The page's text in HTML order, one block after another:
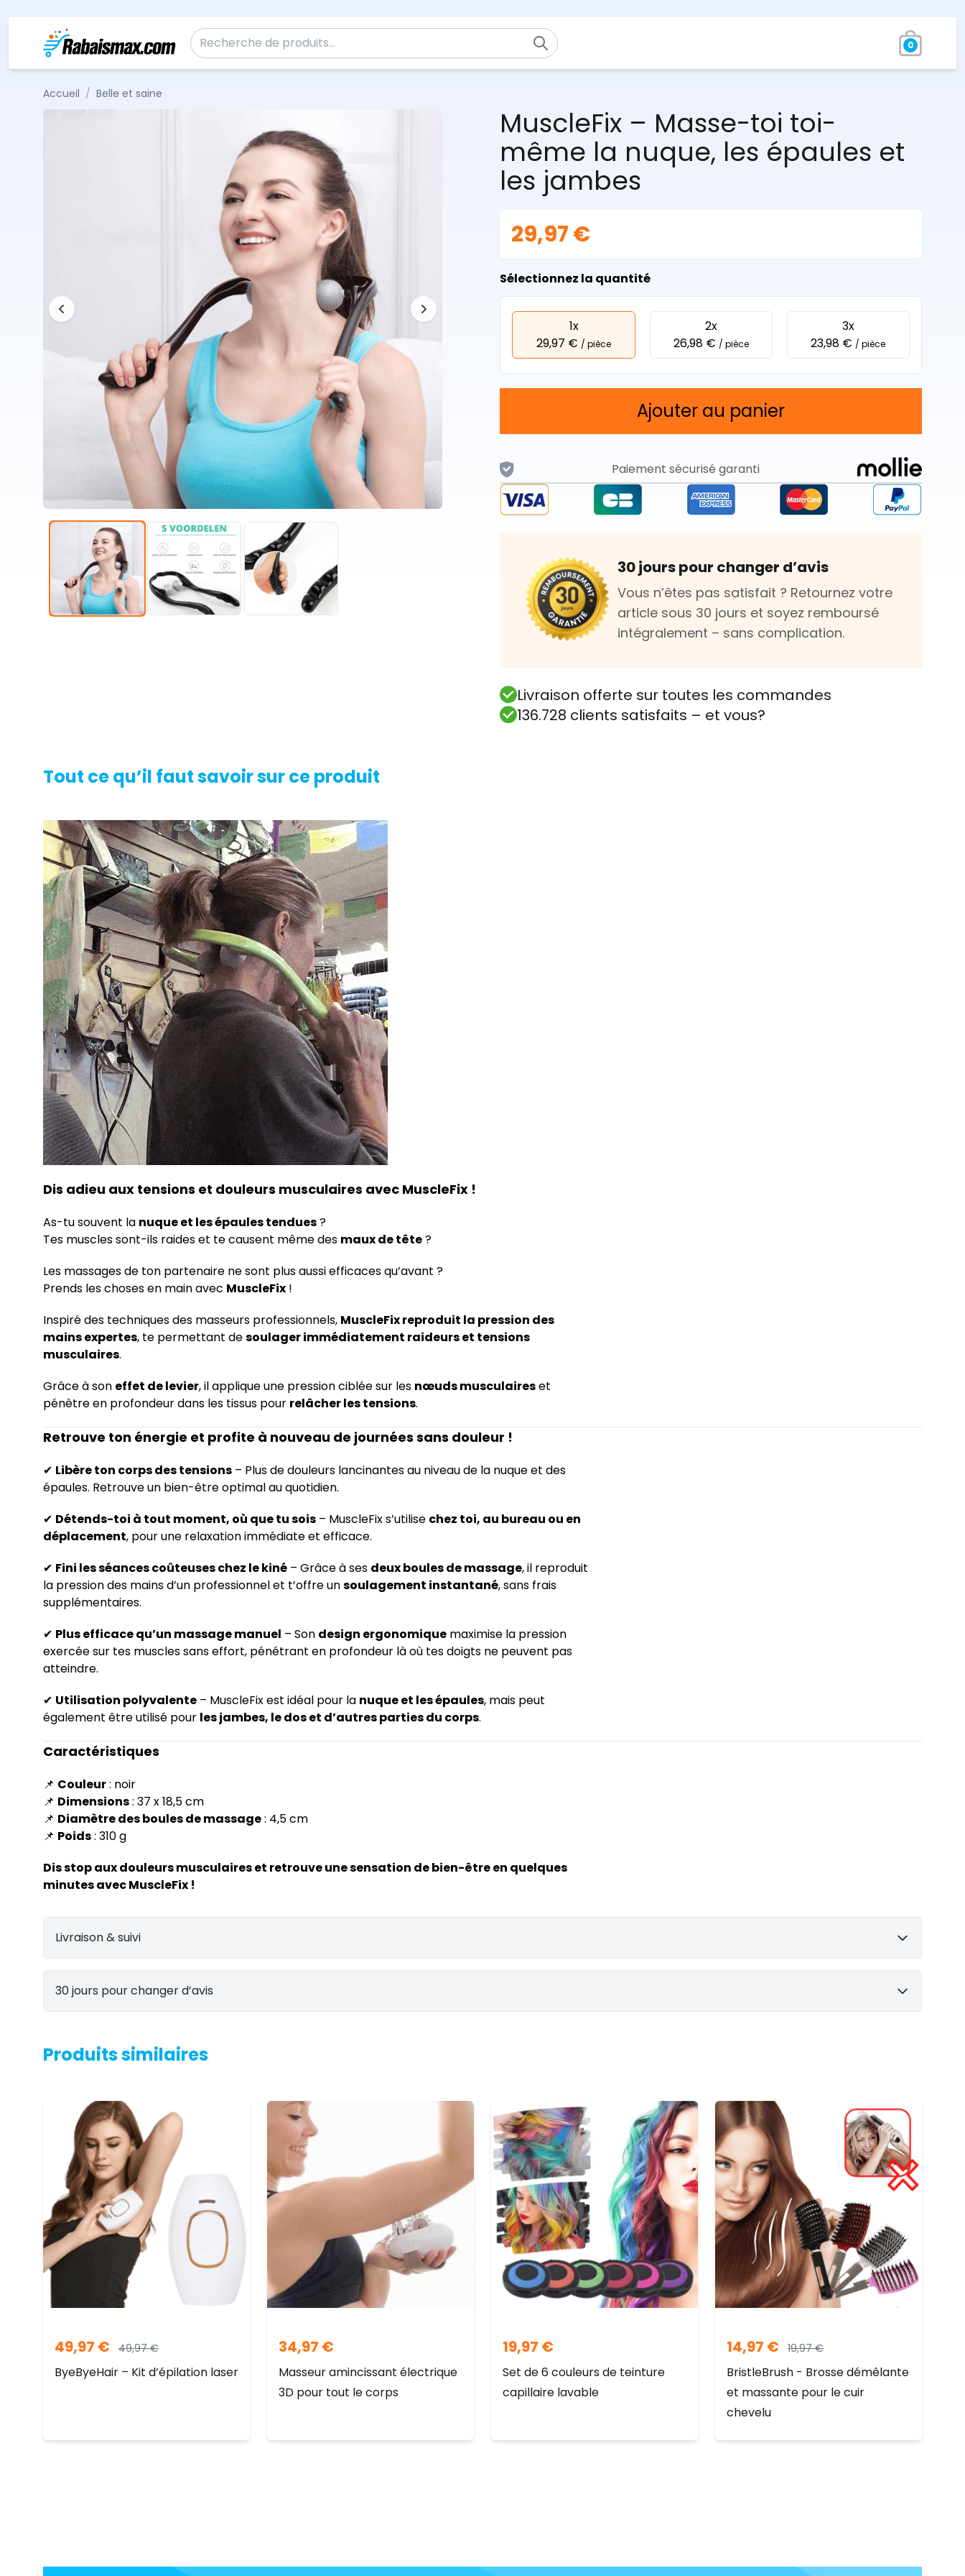
Recherche pour : 0
Accueil / Belle et saine
MuscleFix – Masse-toi toi-
même la nuque, les épaules et
les jambes
29,97 €
Sélectionnez la quantité
1x
29,97 € / pièce
2x
26,98 € / pièce
3x
23,98 € / pièce
Ajouter au panier
Paiement sécurisé garanti
30 jours pour changer d’avis
Vous n’êtes pas satisfait ? Retournez votre
article sous 30 jours et soyez remboursé
intégralement – sans complication.
Livraison offerte sur toutes les commandes
136.728 clients satisfaits – et vous?
Tout ce qu’il faut savoir sur ce produit
Dis adieu aux tensions et douleurs musculaires avec MuscleFix !
As-tu souvent la nuque et les épaules tendues?
Tes muscles sont-ils raides et te causent même des maux de tête?
Les massages de ton partenaire ne sont plus aussi efficaces qu’avant ?
Prends les choses en main avec MuscleFix !
Inspiré des techniques des masseurs professionnels, MuscleFix reproduit la pression des
mains expertes, te permettant desoulager immédiatement raideurs et tensions
musculaires.
Grâce à son effet de levier, il applique une pression ciblée sur les nœuds musculaireset
pénètre en profondeur dans les tissus pour relâcher les tensions.
Retrouve ton énergie et profite à nouveau de journées sans douleur !
✔ Libère ton corps des tensions – Plus de douleurs lancinantes au niveau de la nuque et des
épaules. Retrouve un bien-être optimal au quotidien.
✔ Détends-toi à tout moment, où que tu sois – MuscleFix s’utilise chez toi, au bureau ou en
déplacement, pour une relaxation immédiate et efficace.
✔ Fini les séances coûteuses chez le kiné – Grâce à ses deux boules de massage, il reproduit
la pression des mains d’un professionnel et t’offre unsoulagement instantané, sans frais
supplémentaires.
✔ Plus efficace qu’un massage manuel – Son design ergonomique maximise la pression
exercée sur tes muscles sans effort, pénétrant en profondeur là où tes doigts ne peuvent pas
atteindre.
✔ Utilisation polyvalente – MuscleFix est idéal pour la nuque et les épaules, mais peut
également être utilisé pour les jambes, le dos et d’autres parties du corps.
Caractéristiques
📌 Couleur: noir
📌 Dimensions: 37 x 18,5 cm
📌 Diamètre des boules de massage: 4,5 cm
📌 Poids: 310 g
Dis stop aux douleurs musculaires et retrouve une sensation de bien-être en quelques
minutes avec MuscleFix !
Livraison & suivi
30 jours pour changer d’avis
Produits similaires
49,97 € 49,97€
ByeByeHair – Kit d’épilation laser
34,97 €
Masseur amincissant électrique
3D pour tout le corps
19,97 €
Set de 6 couleurs de teinture
capillaire lavable
14,97 € 19,97€
BristleBrush - Brosse démêlante
et massante pour le cuir
chevelu